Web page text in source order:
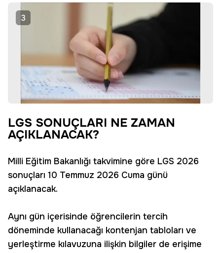
3
LGS SONUÇLARI NE ZAMAN
AÇIKLANACAK?
Milli Eğitim Bakanlığı takvimine göre LGS 2026
sonuçları 10 Temmuz 2026 Cuma günü
açıklanacak.
Aynı gün içerisinde öğrencilerin tercih
döneminde kullanacağı kontenjan tabloları ve
yerleştirme kılavuzuna ilişkin bilgiler de erişime